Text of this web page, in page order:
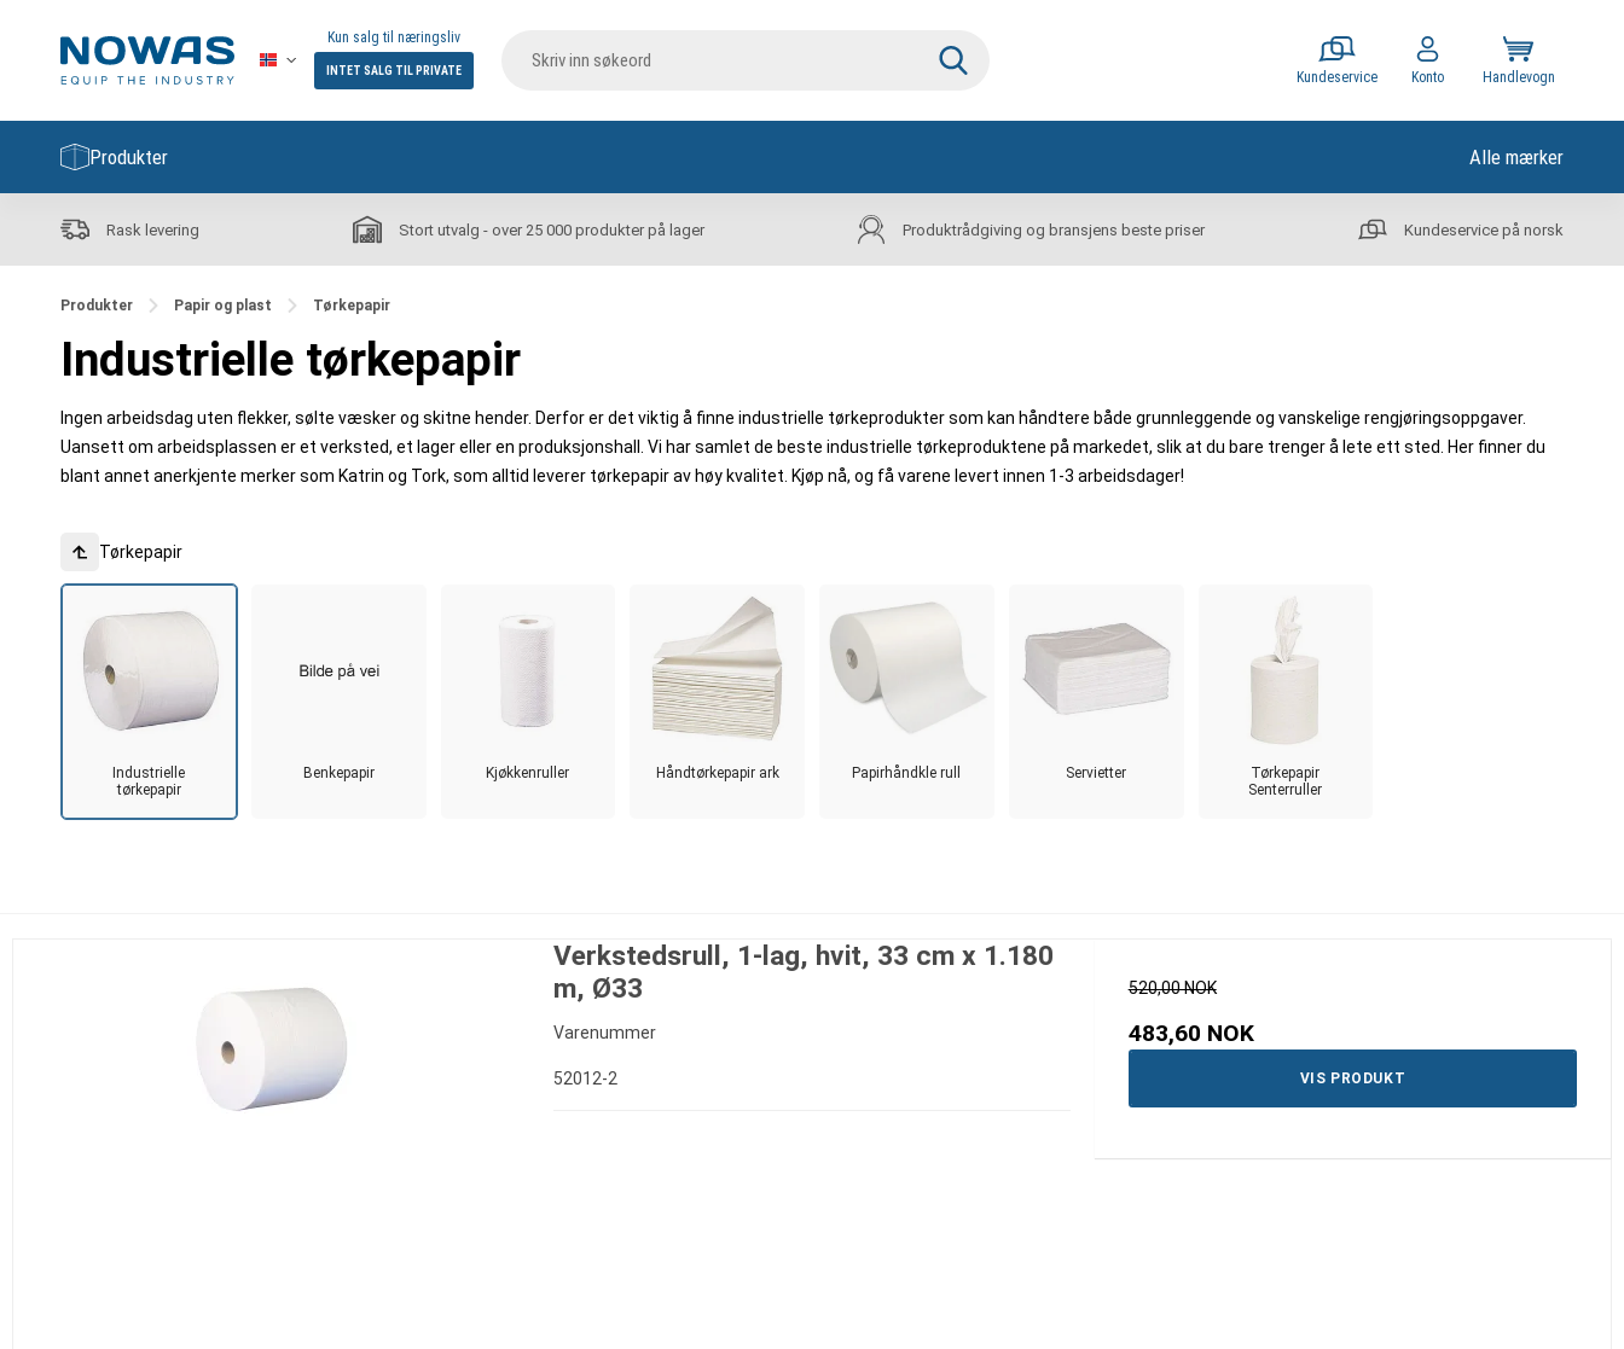
Kun salg til næringsliv
INTET SALG TIL PRIVATE Kundeservice Konto Handlevogn
Produkter Alle mærker
Rask levering Stort utvalg - over 25 000 produkter på lager Produktrådgiving og bransjens beste priser Kundeservice på norsk
Produkter Papir og plast Tørkepapir
Industrielle tørkepapir
Ingen arbeidsdag uten flekker, sølte væsker og skitne hender. Derfor er det viktig å finne industrielle tørkeprodukter som kan håndtere både grunnleggende og vanskelige rengjøringsoppgaver.
Uansett om arbeidsplassen er et verksted, et lager eller en produksjonshall. Vi har samlet de beste industrielle tørkeproduktene på markedet, slik at du bare trenger å lete ett sted. Her finner du
blant annet anerkjente merker som Katrin og Tork, som alltid leverer tørkepapir av høy kvalitet. Kjøp nå, og få varene levert innen 1-3 arbeidsdager!
Tørkepapir
Industrielle
tørkepapir
Benkepapir Kjøkkenruller Håndtørkepapir ark Papirhåndkle rull Servietter
Tørkepapir
Senterruller
Verkstedsrull, 1-lag, hvit, 33 cm x 1.180
m, Ø33
Varenummer
52012-2
520,00 NOK
483,60 NOK
VIS PRODUKT